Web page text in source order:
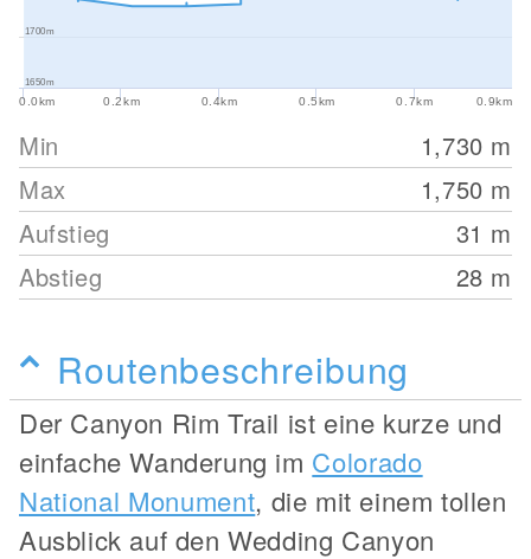
0.0km 0.2km 0.4km 0.5km 0.7km 0.9km
1650m
1700m
Min 1,730 m
Max
1,750 m
Aufstieg
31 m
Abstieg
28 m
Routenbeschreibung
Der Canyon Rim Trail ist eine kurze und
einfache Wanderung im Colorado
National Monument, die mit einem tollen
Ausblick auf den Wedding Canyon